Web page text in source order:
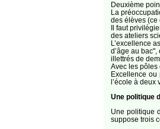
Deuxième
La
des élèves (ce
Il faut
des ateliers
L’excellence
d’âge au
illettrés de
Avec les pôles
Excellence ou
l’école à deux
Une politique
Une politique
suppose trois